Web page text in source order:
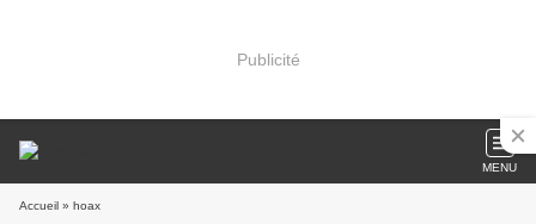
Publicité
MENU
Accueil » hoax